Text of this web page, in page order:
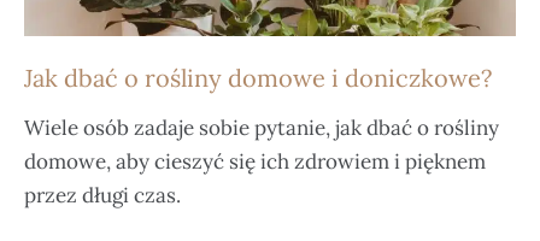
Jak dbać o rośliny domowe i doniczkowe?
Wiele osób zadaje sobie pytanie, jak dbać o rośliny
domowe, aby cieszyć się ich zdrowiem i pięknem
przez długi czas.